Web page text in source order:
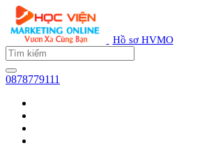
Hồ sơ HVMO
0878779111